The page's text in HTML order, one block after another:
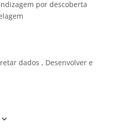
por descoberta
dados , Desenvolver e